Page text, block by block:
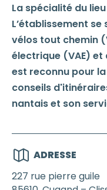
La spécialité du lieu
L’établissement
vélos tout chemin
électrique (VAE) et
est reconnu pour
conseils
nantais et son
ADRESSE
227 rue pierre guile